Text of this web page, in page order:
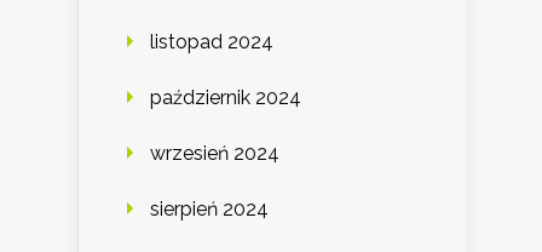
listopad 2024
październik 2024
wrzesień 2024
sierpień 2024